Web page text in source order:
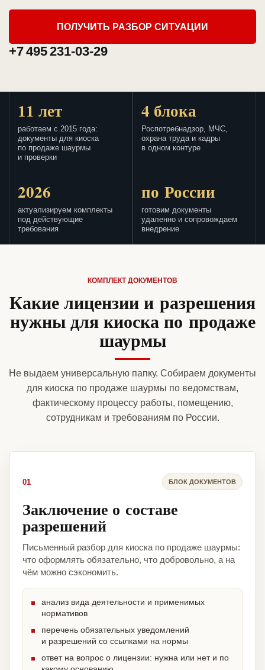
ПОЛУЧИТЬ РАЗБОР СИТУАЦИИ
+7 495 231-03-29
11 лет
работаем с 2015 года:
документы для киоска
по продаже шаурмы
и проверки
4 блока
Роспотребнадзор, МЧС,
охрана труда и кадры
в одном контуре
2026
актуализируем комплекты
под действующие
требования
по России
готовим документы
удаленно и сопровождаем
внедрение
КОМПЛЕКТ ДОКУМЕНТОВ
Какие лицензии и разрешения
нужны для киоска по продаже
шаурмы
Не выдаем универсальную папку. Собираем документы
для киоска по продаже шаурмы по ведомствам,
фактическому процессу работы, помещению,
сотрудникам и требованиям по России.
01 БЛОК ДОКУМЕНТОВ
Заключение о составе
разрешений
Письменный разбор для киоска по продаже шаурмы:
что оформлять обязательно, что добровольно, а на
чём можно сэкономить.
анализ вида деятельности и применимых
нормативов
перечень обязательных уведомлений
и разрешений со ссылками на нормы
ответ на вопрос о лицензии: нужна или нет и по